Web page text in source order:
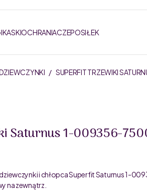
KASKIOCHRANIACZEPOSIŁEK
/ SUPERFIT TRZEWIKI
Saturnus 1-009356-
i chłopca Superfit Saturnus 1-
na zewnątrz.